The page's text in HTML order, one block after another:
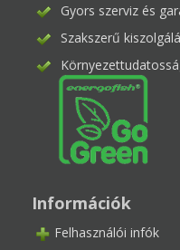
Gyors szerviz és
Szakszerű
Információk
Felhasználói infók